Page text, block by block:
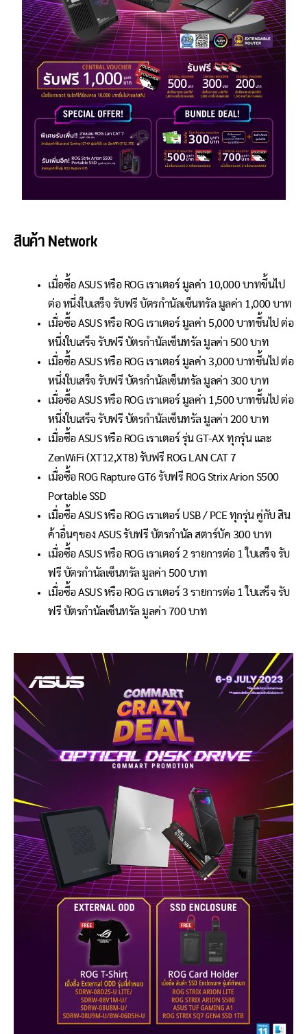
สินค้าNetwork
เมื่อซื้อ ASUS หรือ ROG เราเตอร์ มูลค่า 10,000 บาทขึ้นไป
ต่อ หนึ่งใบเสร็จ รับฟรี บัตรกำนัลเซ็นทรัล มูลค่า 1,000 บาท
เมื่อซื้อ ASUS หรือ ROG เราเตอร์ มูลค่า 5,000 บาทขึ้นไป ต่อ
หนึ่งใบเสร็จ รับฟรี บัตรกำนัลเซ็นทรัล มูลค่า 500 บาท
เมื่อซื้อ ASUS หรือ ROG เราเตอร์ มูลค่า 3,000 บาทขึ้นไป ต่อ
หนึ่งใบเสร็จ รับฟรี บัตรกำนัลเซ็นทรัล มูลค่า 300 บาท
เมื่อซื้อ ASUS หรือ ROG เราเตอร์ มูลค่า 1,500 บาทขึ้นไป ต่อ
หนึ่งใบเสร็จ รับฟรี บัตรกำนัลเซ็นทรัล มูลค่า 200 บาท
เมื่อซื้อ ASUS หรือ ROG เราเตอร์ รุ่น GT-AX ทุกรุ่น และ
ZenWiFi (XT12,XT8) รับฟรี ROG LAN CAT 7
เมื่อซื้อ ROG Rapture GT6 รับฟรี ROG Strix Arion S500
Portable SSD
เมื่อซื้อ ASUS หรือ ROG เราเตอร์ USB / PCE ทุกรุ่น คู่กับ สิน
ค้าอื่นๆของ ASUS รับฟรี บัตรกำนัล สตาร์บัค 300 บาท
เมื่อซื้อ ASUS หรือ ROG เราเตอร์ 2 รายการต่อ 1 ใบเสร็จ รับ
ฟรี บัตรกำนัลเซ็นทรัล มูลค่า 500 บาท
เมื่อซื้อ ASUS หรือ ROG เราเตอร์ 3 รายการต่อ 1 ใบเสร็จ รับ
ฟรี บัตรกำนัลเซ็นทรัล มูลค่า 700 บาท